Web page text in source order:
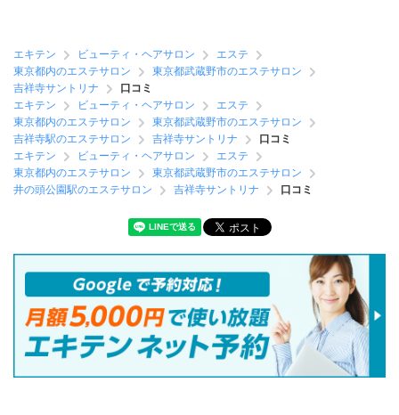
エキテン ビューティ・ヘアサロン
エステ
東京都内のエステサロン
東京都武蔵野市のエステサロン
吉祥寺サントリナ
口コミ
エキテン
ビューティ・ヘアサロン
エステ
東京都内のエステサロン
東京都武蔵野市のエステサロン
吉祥寺駅のエステサロン
吉祥寺サントリナ
口コミ
エキテン
ビューティ・ヘアサロン
エステ
東京都内のエステサロン
東京都武蔵野市のエステサロン
井の頭公園駅のエステサロン
吉祥寺サントリナ 口コミ